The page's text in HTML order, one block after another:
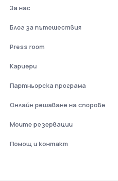
За нас
Блог за пътешествия
Press room
Кариери
Партньорска програма
Онлайн решаване на спорове
Моите резервации
Помощ и контакт